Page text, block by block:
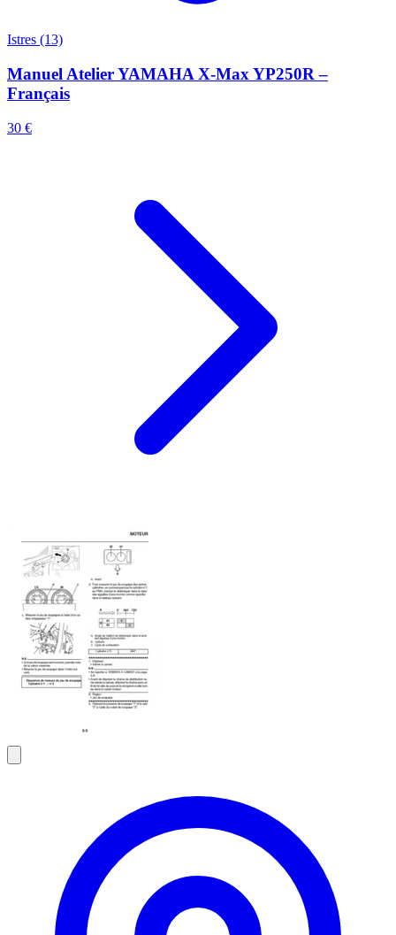
Istres (13)
Manuel Atelier YAMAHA X-Max YP250R –
Français
30 €